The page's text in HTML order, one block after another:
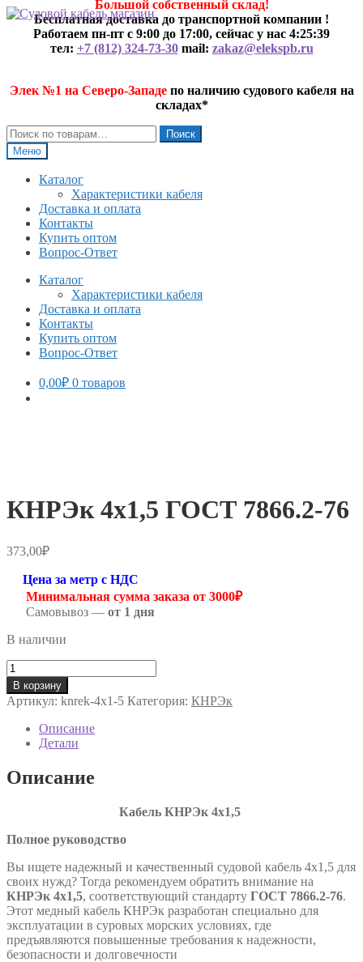
Перейти
навигации
Перейти
содержимому
Большой собственный склад!
Бесплатная доставка до транспортной компании !
Работаем пн-пт с 9:00 до 17:00, сейчас у нас 4:25:40
тел: +7 (812) 324-73-30mail: zakaz@elekspb.ru
Элек №1 на Северо-Западепо наличию судового кабеля на
складах*
Искать:
Поиск
Меню
Каталог
Характеристики кабеля
Доставка и оплата
Контакты
Купить оптом
Вопрос-Ответ
Каталог
Характеристики кабеля
Доставка и оплата
Контакты
Купить оптом
Вопрос-Ответ
0,00₽ 0 товаров
КНРЭк 4х1,5 ГОСТ 7866.2-76
373,00₽
Цена за метр с НДС
Минимальная сумма заказа от 3000₽
Самовывоз — от 1 дня
В наличии
Количество
товара
КНРЭк
4х1,5
ГОСТ
7866.2-
В корзину
Артикул: knrek-4х1-5 Категория: КНРЭк
Описание
Детали
Описание
Кабель КНРЭк 4х1,5
Полное руководство
Вы ищете надежный и качественный судовой кабель 4х1,5 для
своих нужд? Тогда рекомендуем обратить внимание на
КНРЭк 4х1,5, соответствующий стандарту ГОСТ 7866.2-76.
Этот медный кабель КНРЭк разработан специально для
эксплуатации в суровых морских условиях, где
предъявляются повышенные требования к надежности,
безопасности и долговечности